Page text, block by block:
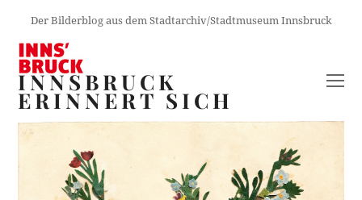
Der Bilderblog aus dem Stadtarchiv/Stadtmuseum Innsbruck
INNSBRUCK
ERINNERT SICH